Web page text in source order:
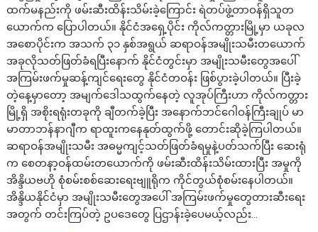
ထက်မနည်းကို ဖမ်းဆီးထိန်းသိမ်းခဲ့ကြောင်း ရဲတပ်ဖွဲ့တာဝန်ရှိသူတ
ယောက်က ပြောပါတယ်။ နိုင်ငံအရှေ့ပိုင်း ကိုလ်ကတ္တားမြို့မှာ ယခုလ
အစောပိုင်းက အသက် ၃၁ နှစ်အရွယ် ဆရာဝန်အမျိုးသမီးတယောက်
အခုလိုသတ်ဖြတ်ခံရပြီးနောက် နိုင်ငံတွင်းမှာ အမျိုးသမီးတွေအပေါ်
အကြမ်းဖက်မှုဆန့်ကျင်ရေးတွေ နိုင်ငံတဝန်း ဖြစ်ပွားခဲ့ပါတယ်။ ပြီးခဲ့
တဲ့နေ့မှာတော့ အမျက်ဒေါသထွက်နေတဲ့ လူအုပ်ကြီးဟာ ကိုလ်ကတ္တား
မြို့ရှိ အစိုးရရုံးတခုကို ချီတက်ခဲ့ပြီး အနောက်ဘင်ဂေါဝန်ကြီးချုပ် မာ
မာတာဘန်နာဂျီက ရာထူးကနေနုတ်ထွက်ဖို့ တောင်းဆိုခဲ့ကြပါတယ်။
ဆရာဝန်အမျိုးသမီး အဓမ္မကျင့်သတ်ဖြတ်ခံရမှုနဲ့ပတ်သက်ပြီး ဆေးရုံ
က စေတနာ့ဝန်ထမ်းတယောက်ကို ဖမ်းဆီးထိန်းသိမ်းထားပြီး အမှုကို
အိန္ဒိယဗဟို စုံစမ်းစစ်ဆေးရေးဗျူရိုက ကိုင်တွယ်စုံစမ်းနေပါတယ်။
အိန္ဒိယနိုင်ငံမှာ အမျိုးသမီးတွေအပေါ် အကြမ်းဖက်မှုတွေတားဆီးရေး
အတွက် တင်းကြပ်တဲ့ ဥပဒေတွေ ပြဌာန်းခဲ့ပေမယ့်လည်း…